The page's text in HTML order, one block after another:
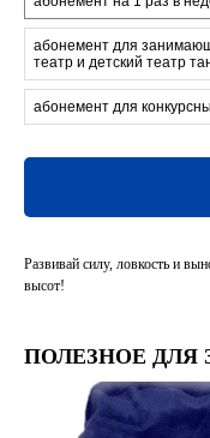
абонемент для
театр и детский театр
абонемент для
Развивай силу, ловкость и
высот!
ПОЛЕЗНОЕ ДЛЯ